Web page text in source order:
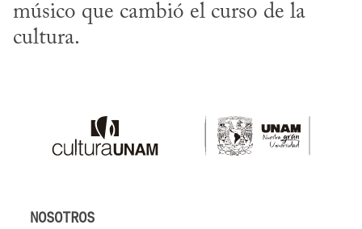
músico que cambió el curso de la
cultura.
NOSOTROS